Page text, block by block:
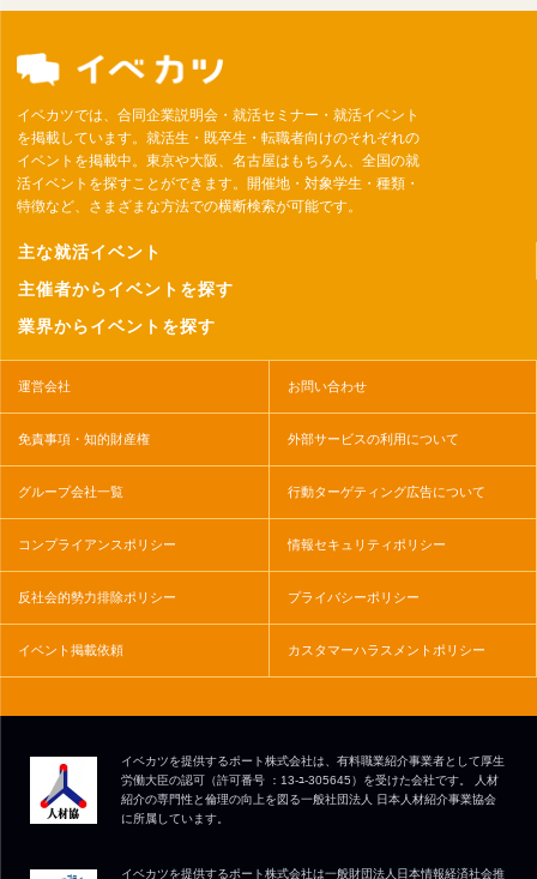
イベカツでは、合同企業説明会・就活セミナー・就活イベント
を掲載しています。就活生・既卒生・転職者向けのそれぞれの
イベントを掲載中。東京や大阪、名古屋はもちろん、全国の就
活イベントを探すことができます。開催地・対象学生・種類・
特徴など、さまざまな方法での横断検索が可能です。
主な就活イベント
主催者からイベントを探す
業界からイベントを探す
運営会社 お問い合わせ
免責事項・知的財産権 外部サービスの利用について
グループ会社一覧 行動ターゲティング広告について
コンプライアンスポリシー 情報セキュリティポリシー
反社会的勢力排除ポリシー プライバシーポリシー
イベント掲載依頼 カスタマーハラスメントポリシー